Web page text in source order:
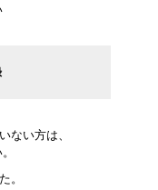
ない方は、
た。